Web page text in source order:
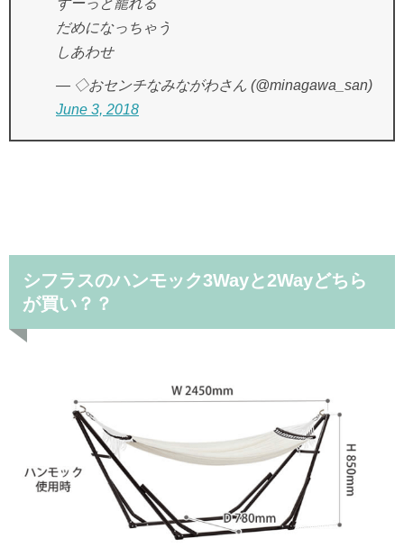
だめになっちゃう
しあわせ
— ◇おセンチなみながわさん (@minagawa_san)
June 3, 2018
シフラスのハンモック3Wayと2Wayどちら
が買い？？